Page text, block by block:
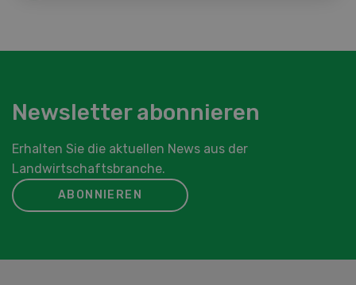
Newsletter abonnieren
Erhalten Sie die aktuellen News aus der
Landwirtschaftsbranche.
ABONNIEREN